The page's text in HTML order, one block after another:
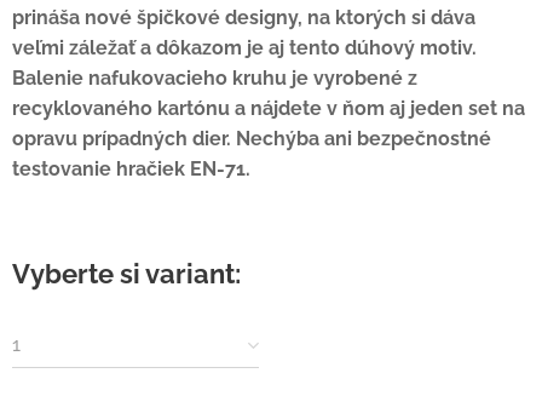
prináša nové špičkové designy, na ktorých si dáva
veľmi záležať a dôkazom je aj tento dúhový motiv.
Balenie nafukovacieho kruhu je vyrobené z
recyklovaného kartónu a nájdete v ňom aj jeden set na
opravu prípadných dier. Nechýba ani bezpečnostné
testovanie hračiek EN-71.
Vyberte si variant:
1